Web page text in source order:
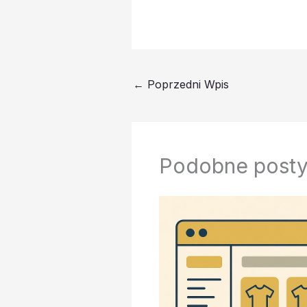
← Poprzedni Wpis
Podobne